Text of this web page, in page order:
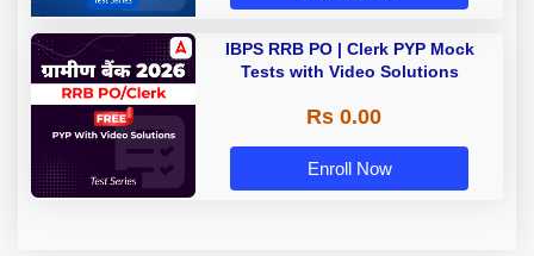
IBPS RRB PO | Clerk PYP Mock
Tests with Video Solutions
Rs 0.00
Enroll Now